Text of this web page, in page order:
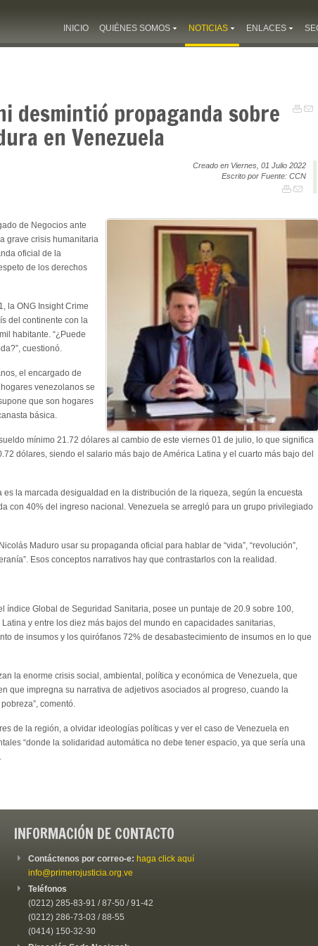
INICIO QUIÉNES SOMOS NOTICIAS ENLACES
desmintió propaganda sobre
en Venezuela
Creado en Viernes, 01 Julio 2022
Escrito por Fuente: CCN
de Negocios ante
grave crisis humanitaria
oficial de la
de los derechos
la ONG Insight Crime
del continente con la
habitante. “¿Puede
cuestionó.
el encargado de
venezolanos se
que son hogares
básica.
mínimo 21.72 dólares al cambio de este viernes 01 de julio, lo que significa
dólares, siendo el salario más bajo de América Latina y el cuarto más bajo del
es la marcada desigualdad en la distribución de la riqueza, según la encuesta
con 40% del ingreso nacional. Venezuela se arregló para un grupo privilegiado
Maduro usar su propaganda oficial para hablar de “vida”, “revolución”,
Esos conceptos narrativos hay que contrastarlos con la realidad.
índice Global de Seguridad Sanitaria, posee un puntaje de 20.9 sobre 100,
y entre los diez más bajos del mundo en capacidades sanitarias,
de insumos y los quirófanos 72% de desabastecimiento de insumos en lo que
la enorme crisis social, ambiental, política y económica de Venezuela, que
que impregna su narrativa de adjetivos asociados al progreso, cuando la
comentó.
de la región, a olvidar ideologías políticas y ver el caso de Venezuela en
“donde la solidaridad automática no debe tener espacio, ya que sería una
INFORMACIÓN DE CONTACTO
Contáctenos por correo-e: haga click aquí
info@primerojusticia.org.ve
Teléfonos
(0212) 285-83-91 / 87-50 / 91-42
(0212) 286-73-03 / 88-55
(0414) 150-32-30